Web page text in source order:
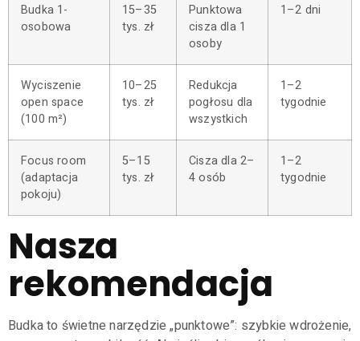
Budka 1-
osobowa
15–35
tys. zł
Punktowa
cisza dla 1
osoby
1–2 dni
Wyciszenie
open space
(100 m²)
10–25
tys. zł
Redukcja
pogłosu dla
wszystkich
1–2
tygodnie
Focus room
(adaptacja
pokoju)
5–15
tys. zł
Cisza dla 2–
4 osób
1–2
tygodnie
Nasza
rekomendacja
Budka to świetne narzędzie „punktowe”: szybkie wdrożenie,